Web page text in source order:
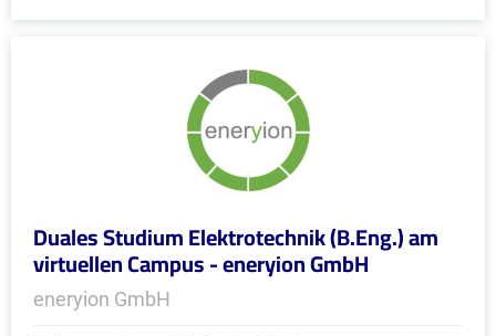
Duales Studium Elektrotechnik (B.Eng.) am
virtuellen Campus - eneryion GmbH
eneryion GmbH